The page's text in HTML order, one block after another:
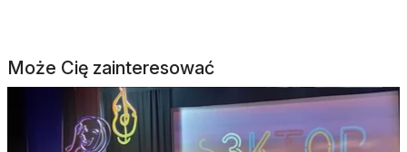
Może Cię zainteresować